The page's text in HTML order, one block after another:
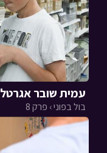
עמית שובר אגרטל
בול בפוני › פרק 8